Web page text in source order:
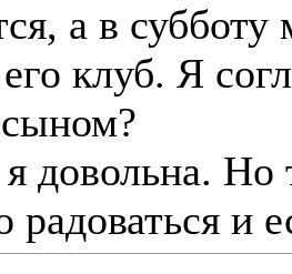
а в
клуб. Я
довольна.
радоваться и